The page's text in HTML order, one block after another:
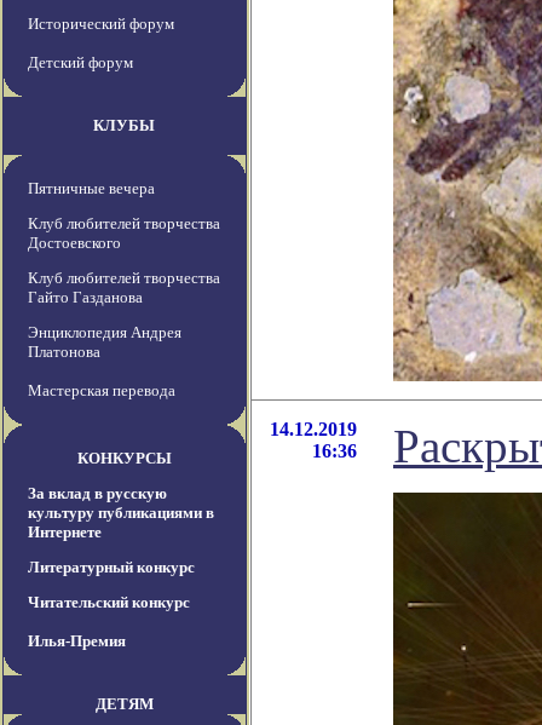
Исторический форум
Детский форум
КЛУБЫ
Пятничные вечера
Клуб любителей творчества
Достоевского
Клуб любителей творчества
Гайто Газданова
Энциклопедия Андрея
Платонова
Мастерская перевода
КОНКУРСЫ
За вклад в русскую
культуру публикациями в
Интернете
Литературный конкурс
Читательский конкурс
Илья-Премия
ДЕТЯМ
14.12.2019
16:36